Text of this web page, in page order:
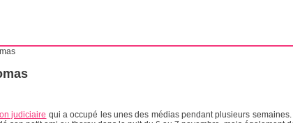
judiciaire qui a occupé les unes des médias pendant plusieurs semaines.